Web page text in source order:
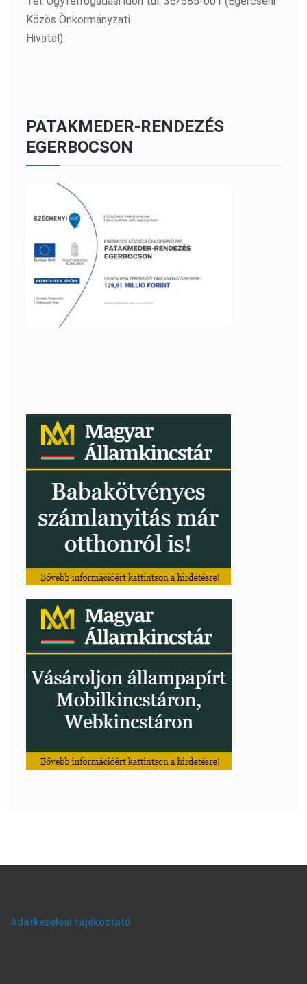
Közös Önkormányzati
Hivatal)
PATAKMEDER-RENDEZÉS
EGERBOCSON
Adatkezelési tájékoztató